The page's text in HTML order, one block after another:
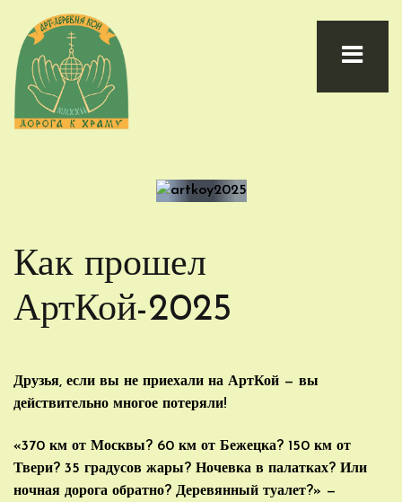
Как прошел
АртКой-2025
Друзья, если вы не приехали на АртКой — вы
действительно многое потеряли!
«370 км от Москвы? 60 км от Бежецка? 150 км от
Твери? 35 градусов жары? Ночевка в палатках? Или
ночная дорога обратно? Деревянный туалет?» —